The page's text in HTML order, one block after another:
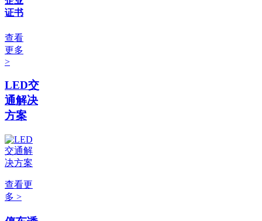
证书
查看
更多
>
LED交
通解决
方案
查看更
多 >